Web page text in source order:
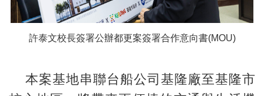
許泰文校長簽署公辦都更案簽署合作意向書(MOU)
本案基地串聯台船公司基隆廠至基隆市